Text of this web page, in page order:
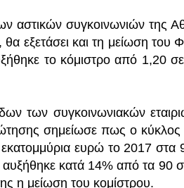
αστικών συγκοινωνιών της
εξετάσει και τη μείωση του
το κόμιστρο από 1,20
των συγκοινωνιακών
σημείωσε πως ο
ευρώ το 2017 στα
κατά 14% από τα 90
η μείωση του κομίστρου.